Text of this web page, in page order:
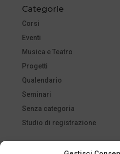
Categorie
Corsi
Eventi
Musica e Teatro
Progetti
Qualendario
Seminari
Senza categoria
Studio di registrazione